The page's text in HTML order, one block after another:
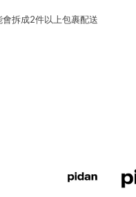
拆成2件以上包裹配送